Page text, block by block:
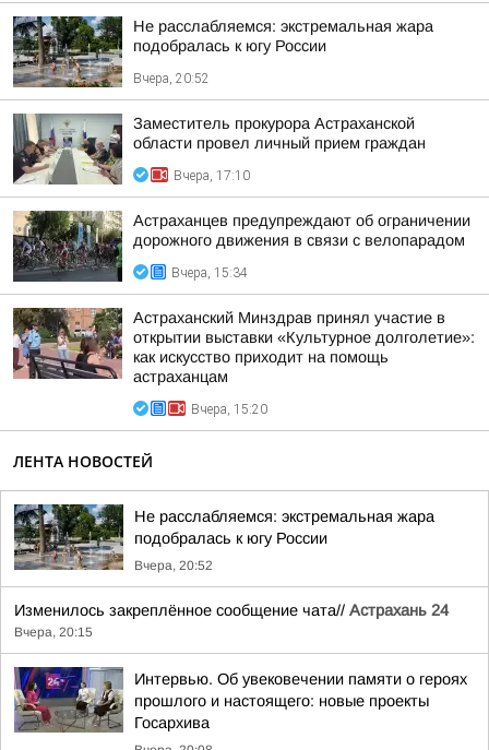
Не расслабляемся: экстремальная жара
подобралась к югу России
Вчера, 20:52
Заместитель прокурора Астраханской
области провел личный прием граждан
Вчера, 17:10
Астраханцев предупреждают об ограничении
дорожного движения в связи с велопарадом
Вчера, 15:34
Астраханский Минздрав принял участие в
открытии выставки «Культурное долголетие»:
как искусство приходит на помощь
астраханцам
Вчера, 15:20
ЛЕНТА НОВОСТЕЙ
Не расслабляемся: экстремальная жара
подобралась к югу России
Вчера, 20:52
Изменилось закреплённое сообщение чата// Астрахань 24
Вчера, 20:15
Интервью. Об увековечении памяти о героях
прошлого и настоящего: новые проекты
Госархива